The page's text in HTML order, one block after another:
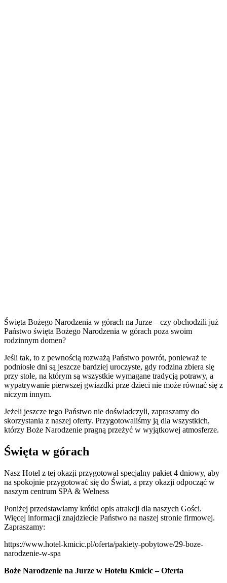
Święta Bożego Narodzenia w górach na Jurze – czy obchodzili już
Państwo święta Bożego Narodzenia w górach poza swoim
rodzinnym domen?
Jeśli tak, to z pewnością rozważą Państwo powrót, ponieważ te
podniosłe dni są jeszcze bardziej uroczyste, gdy rodzina zbiera się
przy stole, na którym są wszystkie wymagane tradycją potrawy, a
wypatrywanie pierwszej gwiazdki prze dzieci nie może równać się z
niczym innym.
Jeżeli jeszcze tego Państwo nie doświadczyli, zapraszamy do
skorzystania z naszej oferty. Przygotowaliśmy ją dla wszystkich,
którzy Boże Narodzenie pragną przeżyć w wyjątkowej atmosferze.
Święta w górach
Nasz Hotel z tej okazji przygotował specjalny pakiet 4 dniowy, aby
na spokojnie przygotować się do Świat, a przy okazji odpocząć w
naszym centrum SPA & Welness
Poniżej przedstawiamy krótki opis atrakcji dla naszych Gości.
Więcej informacji znajdziecie Państwo na naszej stronie firmowej.
Zapraszamy:
https://www.hotel-kmicic.pl/oferta/pakiety-pobytowe/29-boze-
narodzenie-w-spa
Boże Narodzenie na Jurze w Hotelu Kmicic – Oferta